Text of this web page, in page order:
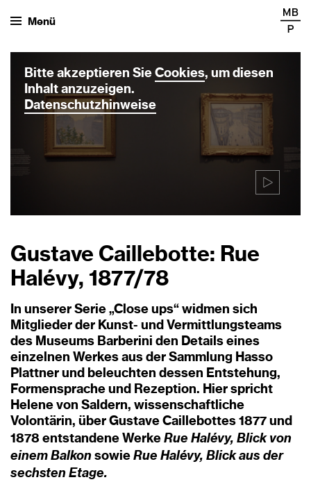
Menü
Bitte akzeptieren Sie Cookies, um diesen
Inhalt anzuzeigen.
Datenschutzhinweise
Gustave Caillebotte: Rue
Halévy, 1877/78
In unserer Serie „Close ups“ widmen sich
Mitglieder der Kunst- und Vermittlungsteams
des Museums Barberini den Details eines
einzelnen Werkes aus der Sammlung Hasso
Plattner und beleuchten dessen Entstehung,
Formensprache und Rezeption. Hier spricht
Helene von Saldern, wissenschaftliche
Volontärin, über Gustave Caillebottes 1877 und
1878 entstandene Werke Rue Halévy, Blick von
einem Balkon sowie Rue Halévy, Blick aus der
sechsten Etage.